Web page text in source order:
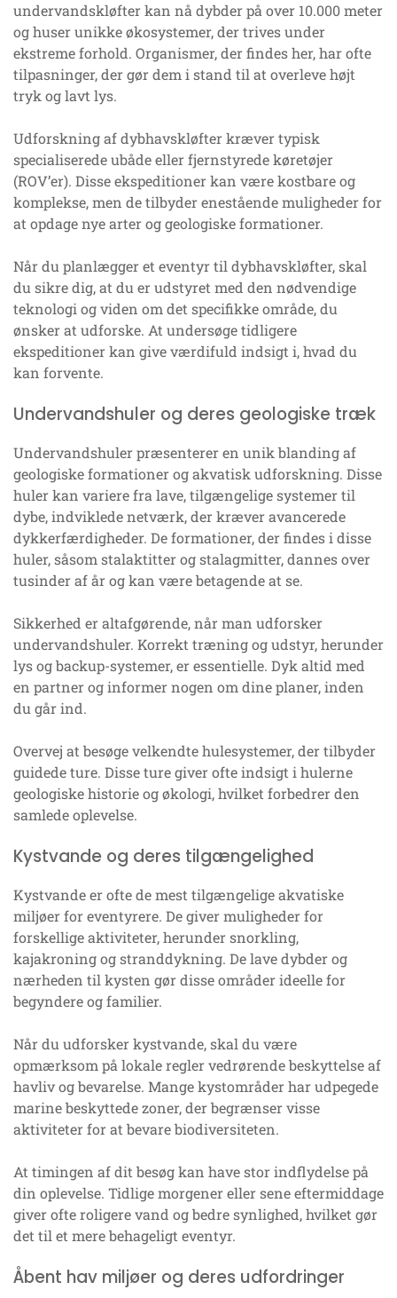
undervandskløfter kan nå dybder på over 10.000 meter
og huser unikke økosystemer, der trives under
ekstreme forhold. Organismer, der findes her, har ofte
tilpasninger, der gør dem i stand til at overleve højt
tryk og lavt lys.
Udforskning af dybhavskløfter kræver typisk
specialiserede ubåde eller fjernstyrede køretøjer
(ROV’er). Disse ekspeditioner kan være kostbare og
komplekse, men de tilbyder enestående muligheder for
at opdage nye arter og geologiske formationer.
Når du planlægger et eventyr til dybhavskløfter, skal
du sikre dig, at du er udstyret med den nødvendige
teknologi og viden om det specifikke område, du
ønsker at udforske. At undersøge tidligere
ekspeditioner kan give værdifuld indsigt i, hvad du
kan forvente.
Undervandshuler og deres geologiske træk
Undervandshuler præsenterer en unik blanding af
geologiske formationer og akvatisk udforskning. Disse
huler kan variere fra lave, tilgængelige systemer til
dybe, indviklede netværk, der kræver avancerede
dykkerfærdigheder. De formationer, der findes i disse
huler, såsom stalaktitter og stalagmitter, dannes over
tusinder af år og kan være betagende at se.
Sikkerhed er altafgørende, når man udforsker
undervandshuler. Korrekt træning og udstyr, herunder
lys og backup-systemer, er essentielle. Dyk altid med
en partner og informer nogen om dine planer, inden
du går ind.
Overvej at besøge velkendte hulesystemer, der tilbyder
guidede ture. Disse ture giver ofte indsigt i hulerne
geologiske historie og økologi, hvilket forbedrer den
samlede oplevelse.
Kystvande og deres tilgængelighed
Kystvande er ofte de mest tilgængelige akvatiske
miljøer for eventyrere. De giver muligheder for
forskellige aktiviteter, herunder snorkling,
kajakroning og stranddykning. De lave dybder og
nærheden til kysten gør disse områder ideelle for
begyndere og familier.
Når du udforsker kystvande, skal du være
opmærksom på lokale regler vedrørende beskyttelse af
havliv og bevarelse. Mange kystområder har udpegede
marine beskyttede zoner, der begrænser visse
aktiviteter for at bevare biodiversiteten.
At timingen af dit besøg kan have stor indflydelse på
din oplevelse. Tidlige morgener eller sene eftermiddage
giver ofte roligere vand og bedre synlighed, hvilket gør
det til et mere behageligt eventyr.
Åbent hav miljøer og deres udfordringer